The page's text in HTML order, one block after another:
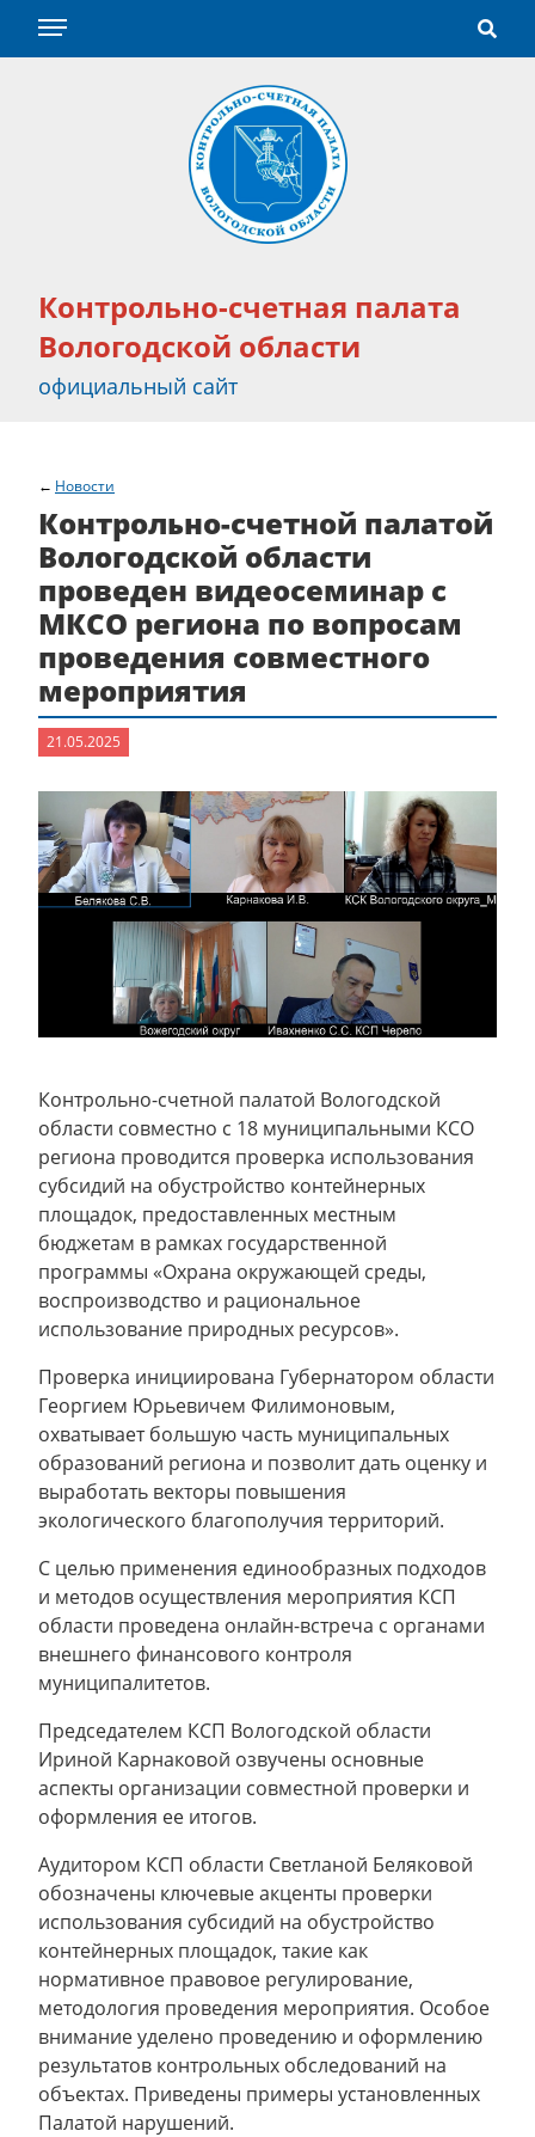
Контрольно-счетная палата
Вологодской области
официальный сайт
Новости
Контрольно-счетной палатой
Вологодской области
проведен видеосеминар с
МКСО региона по вопросам
проведения совместного
мероприятия
21.05.2025
Контрольно-счетной палатой Вологодской
области совместно с 18 муниципальными КСО
региона проводится проверка использования
субсидий на обустройство контейнерных
площадок, предоставленных местным
бюджетам в рамках государственной
программы «Охрана окружающей среды,
воспроизводство и рациональное
использование природных ресурсов».
Проверка инициирована Губернатором области
Георгием Юрьевичем Филимоновым,
охватывает большую часть муниципальных
образований региона и позволит дать оценку и
выработать векторы повышения
экологического благополучия территорий.
С целью применения единообразных подходов
и методов осуществления мероприятия КСП
области проведена онлайн-встреча с органами
внешнего финансового контроля
муниципалитетов.
Председателем КСП Вологодской области
Ириной Карнаковой озвучены основные
аспекты организации совместной проверки и
оформления ее итогов.
Аудитором КСП области Светланой Беляковой
обозначены ключевые акценты проверки
использования субсидий на обустройство
контейнерных площадок, такие как
нормативное правовое регулирование,
методология проведения мероприятия. Особое
внимание уделено проведению и оформлению
результатов контрольных обследований на
объектах. Приведены примеры установленных
Палатой нарушений.